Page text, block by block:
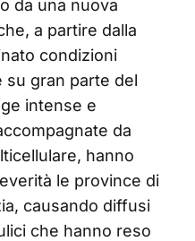
da una nuova
a partire dalla
condizioni
su gran parte del
intense e
da
hanno
le province di
causando diffusi
che hanno reso